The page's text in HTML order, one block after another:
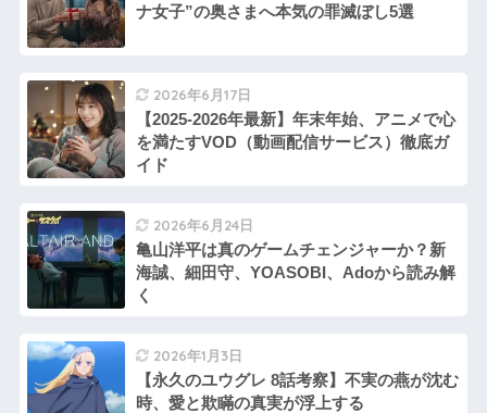
ナ女子”の奥さまへ本気の罪滅ぼし5選
2026年6月17日
【2025-2026年最新】年末年始、アニメで心
を満たすVOD（動画配信サービス）徹底ガ
イド
2026年6月24日
亀山洋平は真のゲームチェンジャーか？新
海誠、細田守、YOASOBI、Adoから読み解
く
2026年1月3日
【永久のユウグレ 8話考察】不実の燕が沈む
時、愛と欺瞞の真実が浮上する